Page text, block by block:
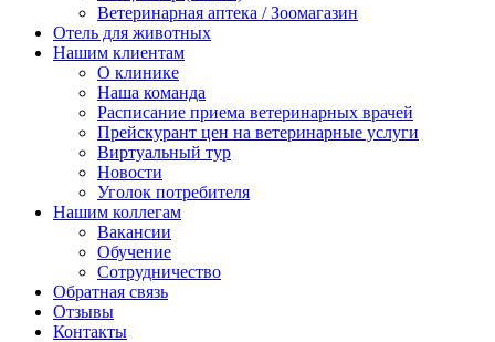
Ветеринарная аптека / Зоомагазин
Отель для животных
Нашим клиентам
О клинике
Наша команда
Расписание приема ветеринарных врачей
Прейскурант цен на ветеринарные услуги
Виртуальный тур
Новости
Уголок потребителя
Нашим коллегам
Вакансии
Обучение
Сотрудничество
Обратная связь
Отзывы
Контакты